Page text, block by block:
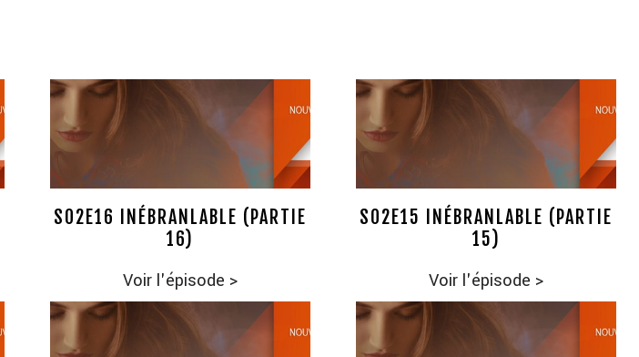
S02E16 INÉBRANLABLE (PARTIE
16)
Voir l'épisode >
S02E15 INÉBRANLABLE (PARTIE
15)
Voir l'épisode >